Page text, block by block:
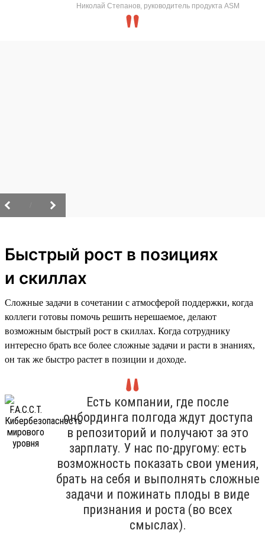
Николай Степанов, руководитель продукта ASM
Быстрый рост в позициях
и скиллах
Сложные задачи в сочетании с атмосферой поддержки, когда
коллеги готовы помочь решить нерешаемое, делают
возможным быстрый рост в скиллах. Когда сотруднику
интересно брать все более сложные задачи и расти в знаниях,
он так же быстро растет в позиции и доходе.
Есть компании, где после
онбординга полгода ждут доступа
в репозиторий и получают за это
зарплату. У нас по-другому: есть
возможность показать свои умения,
брать на себя и выполнять сложные
задачи и пожинать плоды в виде
признания и роста (во всех
смыслах).